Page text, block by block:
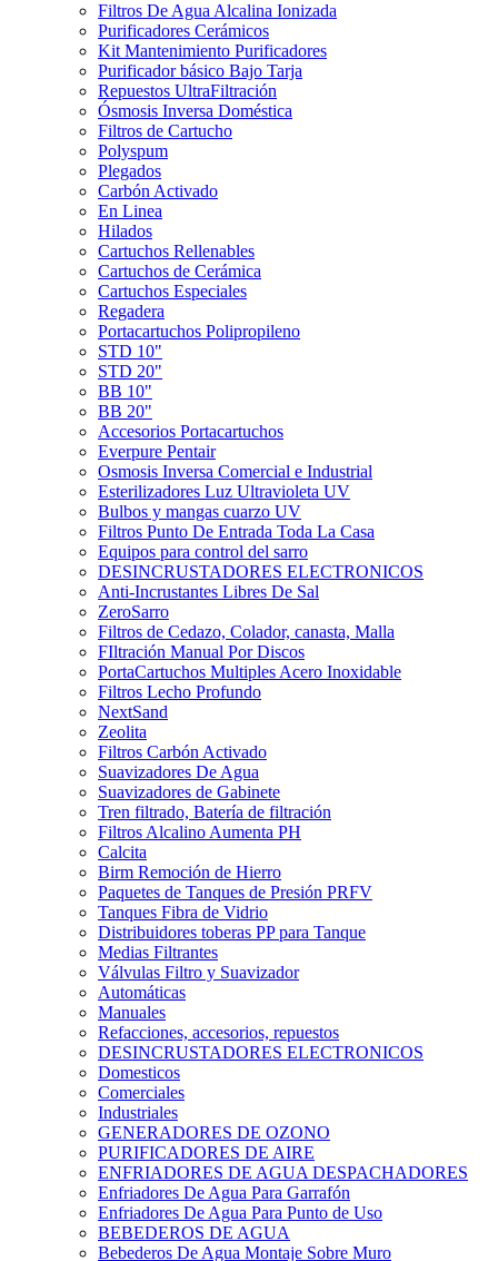
Filtros De Agua Alcalina Ionizada
Purificadores Cerámicos
Kit Mantenimiento Purificadores
Purificador básico Bajo Tarja
Repuestos UltraFiltración
Ósmosis Inversa Doméstica
Filtros de Cartucho
Polyspum
Plegados
Carbón Activado
En Linea
Hilados
Cartuchos Rellenables
Cartuchos de Cerámica
Cartuchos Especiales
Regadera
Portacartuchos Polipropileno
STD 10"
STD 20"
BB 10"
BB 20"
Accesorios Portacartuchos
Everpure Pentair
Osmosis Inversa Comercial e Industrial
Esterilizadores Luz Ultravioleta UV
Bulbos y mangas cuarzo UV
Filtros Punto De Entrada Toda La Casa
Equipos para control del sarro
DESINCRUSTADORES ELECTRONICOS
Anti-Incrustantes Libres De Sal
ZeroSarro
Filtros de Cedazo, Colador, canasta, Malla
FIltración Manual Por Discos
PortaCartuchos Multiples Acero Inoxidable
Filtros Lecho Profundo
NextSand
Zeolita
Filtros Carbón Activado
Suavizadores De Agua
Suavizadores de Gabinete
Tren filtrado, Batería de filtración
Filtros Alcalino Aumenta PH
Calcita
Birm Remoción de Hierro
Paquetes de Tanques de Presión PRFV
Tanques Fibra de Vidrio
Distribuidores toberas PP para Tanque
Medias Filtrantes
Válvulas Filtro y Suavizador
Automáticas
Manuales
Refacciones, accesorios, repuestos
DESINCRUSTADORES ELECTRONICOS
Domesticos
Comerciales
Industriales
GENERADORES DE OZONO
PURIFICADORES DE AIRE
ENFRIADORES DE AGUA DESPACHADORES
Enfriadores De Agua Para Garrafón
Enfriadores De Agua Para Punto de Uso
BEBEDEROS DE AGUA
Bebederos De Agua Montaje Sobre Muro